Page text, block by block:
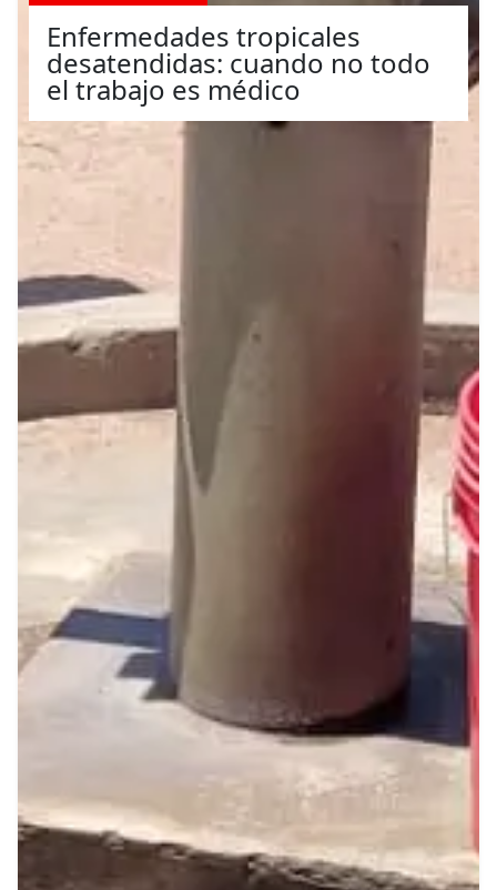
Enfermedades tropicales
desatendidas: cuando no todo
el trabajo es médico